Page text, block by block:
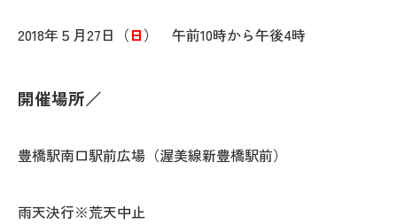
2018年５月27日（日） 午前10時から午後4時
開催場所／
豊橋駅南口駅前広場（渥美線新豊橋駅前）
雨天決行※荒天中止